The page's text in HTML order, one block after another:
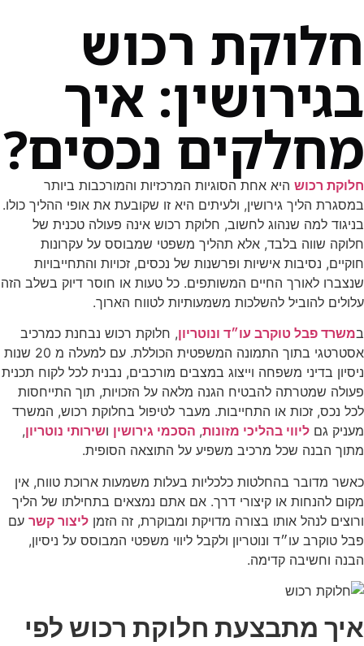
חלוקת רכוש
בגירושין: איך
מחלקים נכסים?
חלוקת רכוש היא אחת הסוגיות המרכזיות והמורכבות ביותר
במסגרת הליך גירושין, ולעיתים היא זו שקובעת את אופי ההליך כולו.
בניגוד למה שנהוג לחשוב, חלוקת רכוש אינה פעולה טכנית של
חלוקה שווה בלבד, אלא תהליך משפטי שמבוסס על עקרונות
חוקיים, נסיבות אישיות ופרשנות של נכסים, זכויות והתחייבויות
שנצברו לאורך החיים המשותפים. כל טעות או חוסר דיוק בשלב הזה
עלולים להוביל להשלכות משמעותיות לטווח הארוך.
במשרד פבל טוקרב עו״ד ונוטריון, חלוקת רכוש נבחנת כמרכיב
אסטרטגי בתוך התמונה המשפטית הכוללת. עם למעלה מ 20 שנות
ניסיון בדיני משפחה וייצוג במצבים מורכבים, נבנית לכל לקוח תכנית
פעולה שמטרתה להבטיח הגנה מלאה על הזכויות, תוך התייחסות
לכל נכס, זכות או התחייבות. מעבר לטיפול בחלוקת רכוש, המשרד
מעניק גם ליווי בהליכי מזונות, הסכמי גירושין ושירותי נוטריון,
מתוך הבנה שכל מרכיב משפיע על התוצאה הסופית.
כאשר מדובר בהחלטות כלכליות בעלות משמעות ארוכת טווח, אין
מקום להנחות או קיצורי דרך. אם אתם נמצאים בתחילתו של הליך
ורוצים לנהל אותו בצורה מדויקת ומבוקרת, זה הזמן ליצור קשר עם
פבל טוקרב עו״ד ונוטריון ולקבל ליווי משפטי המבוסס על ניסיון,
הבנה וחשיבה קדימה.
איך מתבצעת חלוקת רכוש לפי